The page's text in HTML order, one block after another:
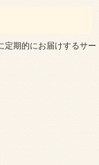
定期的にお届けするサー